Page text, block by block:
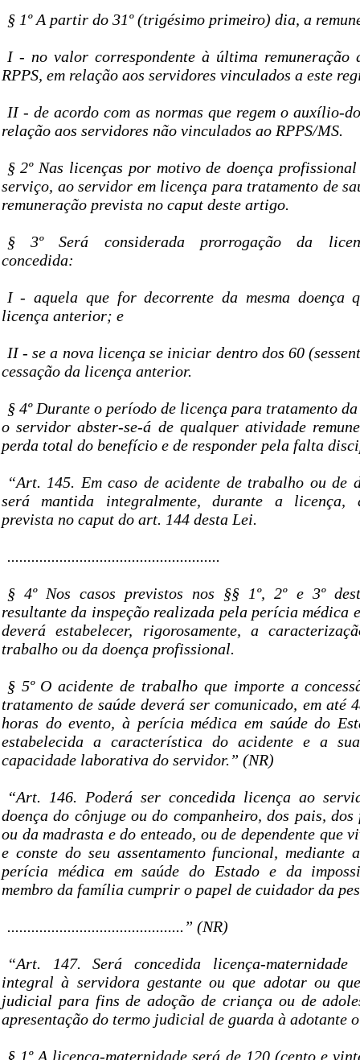
§ 1º A partir do 31º (trigésimo primeiro) dia, a
I - no valor correspondente à última remuneração
RPPS, em relação aos servidores vinculados a este
II - de acordo com as normas que regem o auxílio-
relação aos servidores não vinculados ao RPPS/MS.
§ 2º Nas licenças por motivo de doença
serviço, ao servidor em licença para tratamento de
remuneração prevista no caput deste artigo.
§ 3º Será considerada prorrogação da
concedida:
I - aquela que for decorrente da mesma doença
licença anterior; e
II - se a nova licença se iniciar dentro dos 60
cessação da licença anterior.
§ 4º Durante o período de licença para tratamento
o servidor abster-se-á de qualquer atividade
perda total do benefício e de responder pela falta
“Art. 145. Em caso de acidente de trabalho ou de
será mantida integralmente, durante a licença,
prevista no caput do art. 144 desta Lei.
.....................................................
§ 4º Nos casos previstos nos §§ 1º, 2º e 3º
resultante da inspeção realizada pela perícia médica
deverá estabelecer, rigorosamente, a
trabalho ou da doença profissional.
§ 5º O acidente de trabalho que importe a
tratamento de saúde deverá ser comunicado, em até
horas do evento, à perícia médica em saúde do
estabelecida a característica do acidente e a
capacidade laborativa do servidor.” (NR)
“Art. 146. Poderá ser concedida licença ao
doença do cônjuge ou do companheiro, dos pais,
ou da madrasta e do enteado, ou de dependente que
e conste do seu assentamento funcional, mediante
perícia médica em saúde do Estado e da
membro da família cumprir o papel de cuidador da
............................................” (NR)
“Art. 147. Será concedida licença-maternidade
integral à servidora gestante ou que adotar ou
judicial para fins de adoção de criança ou de
apresentação do termo judicial de guarda à adotante
§ 1º A licença-maternidade será de 120 (cento e